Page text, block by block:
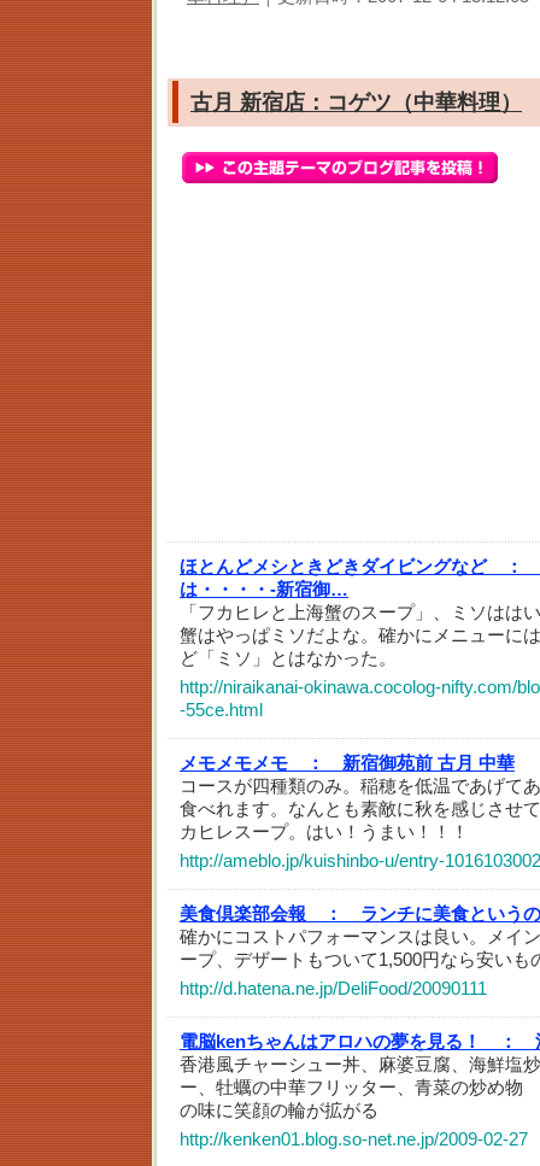
古月 新宿店：コゲツ（中華料理）
ほとんどメシときどきダイビングなど ：
は・・・・-新宿御…
「フカヒレと上海蟹のスープ」、ミソはは
蟹はやっぱミソだよな。確かにメニューに
ど「ミソ」とはなかった。
http://niraikanai-okinawa.cocolog-nifty.com/
-55ce.html
メモメモメモ ：
新宿御苑前 古月 中華
コースが四種類のみ。稲穂を低温であげて
食べれます。なんとも素敵に秋を感じさせ
カヒレスープ。はい！うまい！！！
http://ameblo.jp/kuishinbo-u/entry-
美食倶楽部会報 ：
ランチに美食という
確かにコストパフォーマンスは良い。メイ
ープ、デザートもついて1,500円なら安いも
http://d.hatena.ne.jp/DeliFood/20090111
電脳kenちゃんはアロハの夢を見る！ ：
香港風チャーシュー丼、麻婆豆腐、海鮮塩
ー、牡蠣の中華フリッター、青菜の炒め物
の味に笑顔の輪が拡がる
http://kenken01.blog.so-net.ne.jp/2009-02-27